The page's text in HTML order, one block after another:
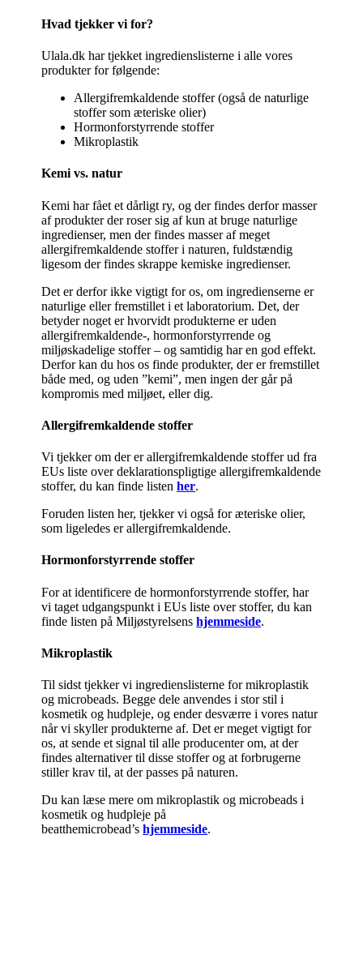
Hvad tjekker vi for?
Ulala.dk har tjekket ingredienslisterne i alle vores
produkter for følgende:
Allergifremkaldende stoffer (også de naturlige
stoffer som æteriske olier)
Hormonforstyrrende stoffer
Mikroplastik
Kemi vs. natur
Kemi har fået et dårligt ry, og der findes derfor masser
af produkter der roser sig af kun at bruge naturlige
ingredienser, men der findes masser af meget
allergifremkaldende stoffer i naturen, fuldstændig
ligesom der findes skrappe kemiske ingredienser.
Det er derfor ikke vigtigt for os, om ingredienserne er
naturlige eller fremstillet i et laboratorium. Det, der
betyder noget er hvorvidt produkterne er uden
allergifremkaldende-, hormonforstyrrende og
miljøskadelige stoffer – og samtidig har en god effekt.
Derfor kan du hos os finde produkter, der er fremstillet
både med, og uden ”kemi”, men ingen der går på
kompromis med miljøet, eller dig.
Allergifremkaldende stoffer
Vi tjekker om der er allergifremkaldende stoffer ud fra
EUs liste over deklarationspligtige allergifremkaldende
stoffer, du kan finde listenher.
Foruden listen her, tjekker vi også for æteriske olier,
som ligeledes er allergifremkaldende.
Hormonforstyrrende stoffer
For at identificere de hormonforstyrrende stoffer, har
vi taget udgangspunkt i EUs liste over stoffer, du kan
finde listen på Miljøstyrelsenshjemmeside.
Mikroplastik
Til sidst tjekker vi ingredienslisterne for mikroplastik
og microbeads. Begge dele anvendes i stor stil i
kosmetik og hudpleje, og ender desværre i vores natur
når vi skyller produkterne af. Det er meget vigtigt for
os, at sende et signal til alle producenter om, at der
findes alternativer til disse stoffer og at forbrugerne
stiller krav til, at der passes på naturen.
Du kan læse mere om mikroplastik og microbeads i
kosmetik og hudpleje på
beatthemicrobead’shjemmeside.